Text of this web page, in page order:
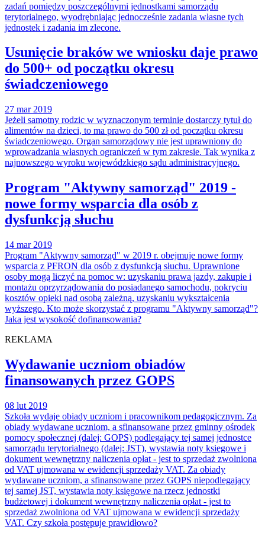
zadań pomiędzy poszczególnymi jednostkami samorządu
terytorialnego, wyodrębniając jednocześnie zadania własne tych
jednostek i zadania im zlecone.
Usunięcie braków we wniosku daje prawo
do 500+ od początku okresu
świadczeniowego
27 mar 2019
Jeżeli samotny rodzic w wyznaczonym terminie dostarczy tytuł do
alimentów na dzieci, to ma prawo do 500 zł od początku okresu
świadczeniowego. Organ samorządowy nie jest uprawniony do
wprowadzania własnych ograniczeń w tym zakresie. Tak wynika z
najnowszego wyroku wojewódzkiego sądu administracyjnego.
Program "Aktywny samorząd" 2019 -
nowe formy wsparcia dla osób z
dysfunkcją słuchu
14 mar 2019
Program "Aktywny samorząd" w 2019 r. obejmuje nowe formy
wsparcia z PFRON dla osób z dysfunkcją słuchu. Uprawnione
osoby mogą liczyć na pomoc w: uzyskaniu prawa jazdy, zakupie i
montażu oprzyrządowania do posiadanego samochodu, pokryciu
kosztów opieki nad osobą zależną, uzyskaniu wykształcenia
wyższego. Kto może skorzystać z programu "Aktywny samorząd"?
Jaka jest wysokość dofinansowania?
REKLAMA
Wydawanie uczniom obiadów
finansowanych przez GOPS
08 lut 2019
Szkoła wydaje obiady uczniom i pracownikom pedagogicznym. Za
obiady wydawane uczniom, a sfinansowane przez gminny ośrodek
pomocy społecznej (dalej: GOPS) podlegający tej samej jednostce
samorządu terytorialnego (dalej: JST), wystawia noty księgowe i
dokument wewnętrzny naliczenia opłat - jest to sprzedaż zwolniona
od VAT ujmowana w ewidencji sprzedaży VAT. Za obiady
wydawane uczniom, a sfinansowane przez GOPS niepodlegający
tej samej JST, wystawia noty księgowe na rzecz jednostki
budżetowej i dokument wewnętrzny naliczenia opłat - jest to
sprzedaż zwolniona od VAT ujmowana w ewidencji sprzedaży
VAT. Czy szkoła postępuje prawidłowo?